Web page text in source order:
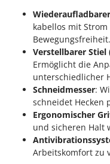
kabellos mit
Bewegungsfreiheit.
Verstellbarer
Ermöglicht die
unterschiedlicher
Schneidmesser:
schneidet Hecken
Ergonomischer
und sicheren Halt
Arbeitskomfort zu